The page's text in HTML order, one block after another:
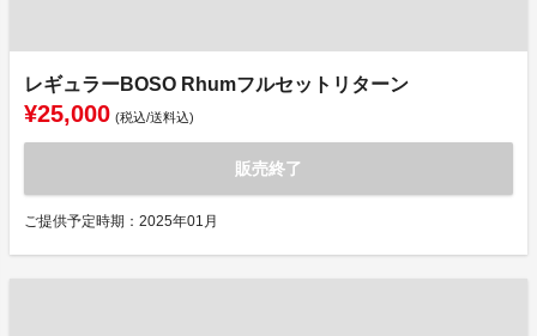
レギュラーBOSO Rhumフルセットリターン
¥25,000 (税込/送料込)
販売終了
ご提供予定時期：2025年01月